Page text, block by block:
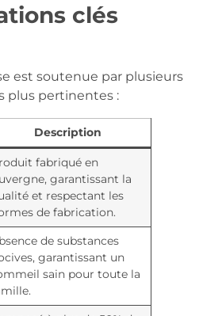
clés
est soutenue par plusieurs
plus pertinentes :
Description
fabriqué en
garantissant la
et respectant les
de fabrication.
de substances
garantissant un
sain pour toute la